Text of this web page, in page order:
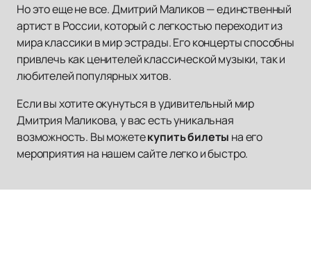
Но это еще не все. Дмитрий Маликов — единственный
артист в России, который с легкостью переходит из
мира классики в мир эстрады. Его концерты способны
привлечь как ценителей классической музыки, так и
любителей популярных хитов.
Если вы хотите окунуться в удивительный мир
Дмитрия Маликова, у вас есть уникальная
возможность. Вы можетекупить билеты на его
мероприятия на нашем сайте легко и быстро.